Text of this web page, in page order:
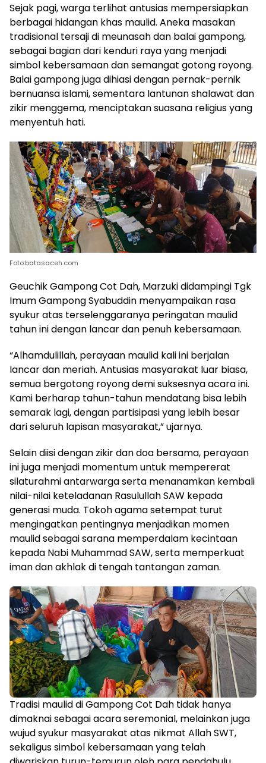
Sejak pagi, warga terlihat antusias mempersiapkan
berbagai hidangan khas maulid. Aneka masakan
tradisional tersaji di meunasah dan balai gampong,
sebagai bagian dari kenduri raya yang menjadi
simbol kebersamaan dan semangat gotong royong.
Balai gampong juga dihiasi dengan pernak-pernik
bernuansa islami, sementara lantunan shalawat dan
zikir menggema, menciptakan suasana religius yang
menyentuh hati.
Foto:batasaceh.com
Geuchik Gampong Cot Dah, Marzuki didampingi Tgk
Imum Gampong Syabuddin menyampaikan rasa
syukur atas terselenggaranya peringatan maulid
tahun ini dengan lancar dan penuh kebersamaan.
“Alhamdulillah, perayaan maulid kali ini berjalan
lancar dan meriah. Antusias masyarakat luar biasa,
semua bergotong royong demi suksesnya acara ini.
Kami berharap tahun-tahun mendatang bisa lebih
semarak lagi, dengan partisipasi yang lebih besar
dari seluruh lapisan masyarakat,” ujarnya.
Selain diisi dengan zikir dan doa bersama, perayaan
ini juga menjadi momentum untuk mempererat
silaturahmi antarwarga serta menanamkan kembali
nilai-nilai keteladanan Rasulullah SAW kepada
generasi muda. Tokoh agama setempat turut
mengingatkan pentingnya menjadikan momen
maulid sebagai sarana memperdalam kecintaan
kepada Nabi Muhammad SAW, serta memperkuat
iman dan akhlak di tengah tantangan zaman.
Tradisi maulid di Gampong Cot Dah tidak hanya
dimaknai sebagai acara seremonial, melainkan juga
wujud syukur masyarakat atas nikmat Allah SWT,
sekaligus simbol kebersamaan yang telah